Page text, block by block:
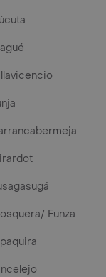
Funza